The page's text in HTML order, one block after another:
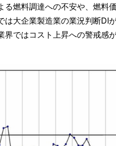
る燃料調達への不安や、燃料
は大企業製造業の業況判断DI
界ではコスト上昇への警戒感